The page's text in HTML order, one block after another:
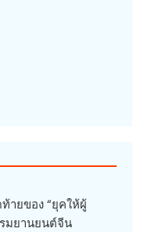
ายของ “ยุคให้ผู้
มยานยนต์จีน